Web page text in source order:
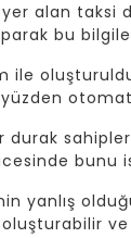
alan taksi
bu
ile
durak
bunu
yanlış
ve